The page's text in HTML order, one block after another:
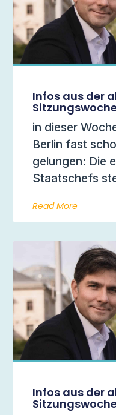
Infos aus der
in dieser
Berlin fast
gelungen: Die
Staatschefs
Read More
Infos aus der